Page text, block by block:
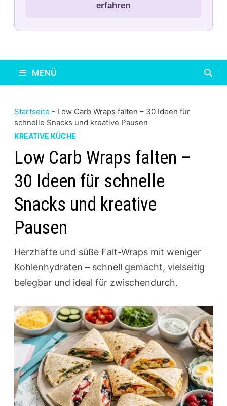
erfahren
MENÜ
Startseite - Low Carb Wraps falten – 30 Ideen für
schnelle Snacks und kreative Pausen
KREATIVE KÜCHE
Low Carb Wraps falten –
30 Ideen für schnelle
Snacks und kreative
Pausen
Herzhafte und süße Falt-Wraps mit weniger
Kohlenhydraten – schnell gemacht, vielseitig
belegbar und ideal für zwischendurch.